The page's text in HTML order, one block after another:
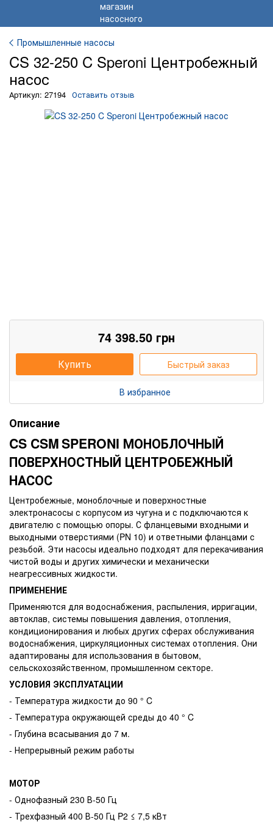
Промышленные насосы
CS 32-250 C Speroni Центробежный
насос
Артикул: 27194 Оставить отзыв
74 398.50 грн
Купить Быстрый заказ
В избранное
Описание
CS CSMSPERONI МОНОБЛОЧНЫЙ
ПОВЕРХНОСТНЫЙ ЦЕНТРОБЕЖНЫЙ
НАСОС
Центробежные, моноблочные и поверхностные
электронасосы с корпусом из чугуна и с подключаются к
двигателю с помощью опоры. С фланцевыми входными и
выходными отверстиями (PN 10) и ответными фланцами с
резьбой. Эти насосы идеально подходят для перекачивания
чистой воды и других химически и механически
неагрессивных жидкости.
ПРИМЕНЕНИЕ
Применяются для водоснабжения, распыления, ирригации,
автоклав, системы повышения давления, отопления,
кондиционирования и любых других сферах обслуживания
водоснабжения, циркуляционных системах отопления. Они
адаптированы для использования в бытовом,
сельскохозяйственном, промышленном секторе.
УСЛОВИЯ ЭКСПЛУАТАЦИИ
- Температура жидкости до 90 ° C
- Температура окружающей среды до 40 ° C
- Глубина всасывания до 7 м.
- Непрерывный режим работы
МОТОР
- Однофазный 230 В-50 Гц
- Трехфазный 400 В-50 Гц P2 ≤ 7,5 кВт